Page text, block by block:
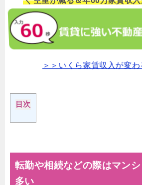
＞＞いくら家賃収入が変
目次
転勤や相続などの際はマン
多い